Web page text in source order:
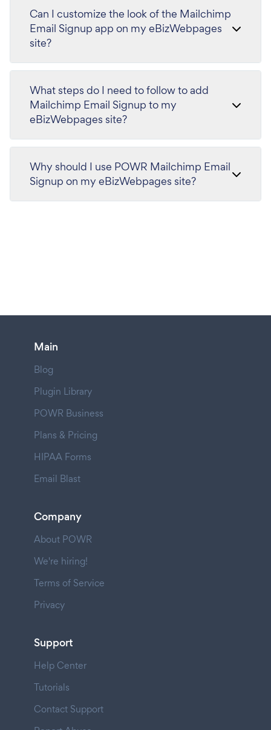
Can I customize the look of the Mailchimp
Email Signup app on my eBizWebpages
site?
What steps do I need to follow to add
Mailchimp Email Signup to my
eBizWebpages site?
Why should I use POWR Mailchimp Email
Signup on my eBizWebpages site?
Main
Blog
Plugin Library
POWR Business
Plans & Pricing
HIPAA Forms
Email Blast
Company
About POWR
We're hiring!
Terms of Service
Privacy
Support
Help Center
Tutorials
Contact Support